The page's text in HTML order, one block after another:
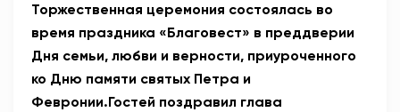
Вход / Регистрация
Торжественная церемония состоялась во
время праздника «Благовест» в преддверии
Дня семьи, любви и верности, приуроченного
ко Дню памяти святых Петра и
Февронии.Гостей поздравил глава